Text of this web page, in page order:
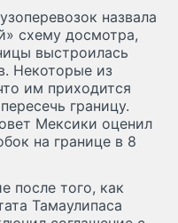
назвала
схему досмотра,
выстроилась
Некоторые из
им приходится
границу.
Мексики оценил
на границе в 8
после того, как
Тамаулипаса